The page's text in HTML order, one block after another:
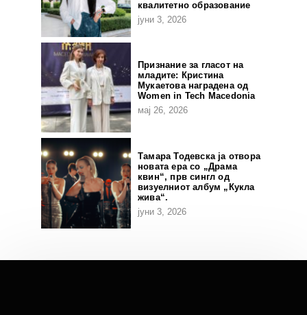
квалитетно образование
јуни 3, 2026
Признание за гласот на
младите: Кристина
Мукаетова наградена од
Women in Tech Macedonia
мај 26, 2026
Тамара Тодевска ја отвора
новата ера со „Драма
квин“, прв сингл од
визуелниот албум „Кукла
жива“.
јуни 3, 2026